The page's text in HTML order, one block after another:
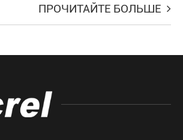
ПРОЧИТАЙТЕ БОЛЬШЕ